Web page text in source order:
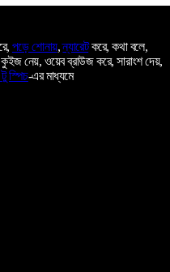
পড়ে শোনায়,ন্যারেটকরে, কথা বলে,
নেয়, ওয়েব ব্রাউজ করে, সারাংশ দেয়,
টু স্পিচ-এর মাধ্যমে